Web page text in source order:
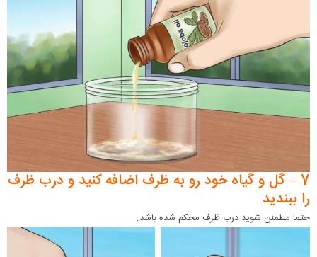
7 – گل و گیاه خود رو به ظرف اضافه کنید و درب ظرف
را ببندید
حتما مطمئن شوید درب ظرف محکم شده باشد.